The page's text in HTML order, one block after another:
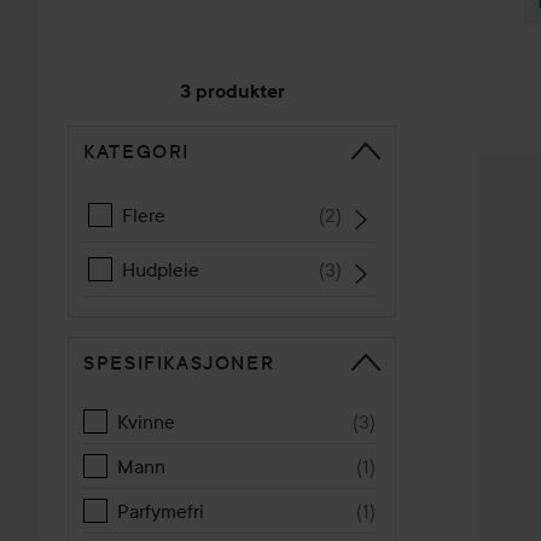
3 produkter
GÅ TIL SORTERE
KATEGORI
Flere (2)
Hudpleie (3)
SPESIFIKASJONER
Kvinne (3)
Mann
(1)
Parfymefri
(1)